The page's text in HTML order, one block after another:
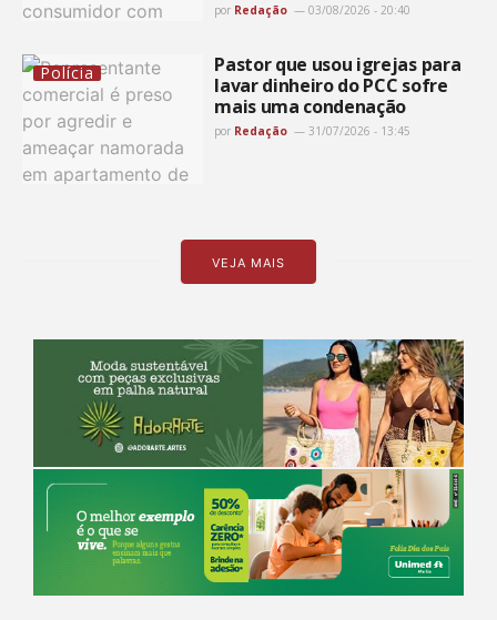
por Redação 03/08/2026 - 20:40
Polícia
Pastor que usou igrejas para
lavar dinheiro do PCC sofre
mais uma condenação
por Redação 31/07/2026 - 13:45
VEJA MAIS